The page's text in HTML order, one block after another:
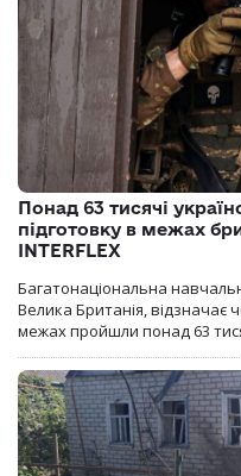
Понад 63 тисячі
підготовку в межах
INTERFLEX
Багатонаціональна
Велика Британія, відзначає
межах пройшли понад 63